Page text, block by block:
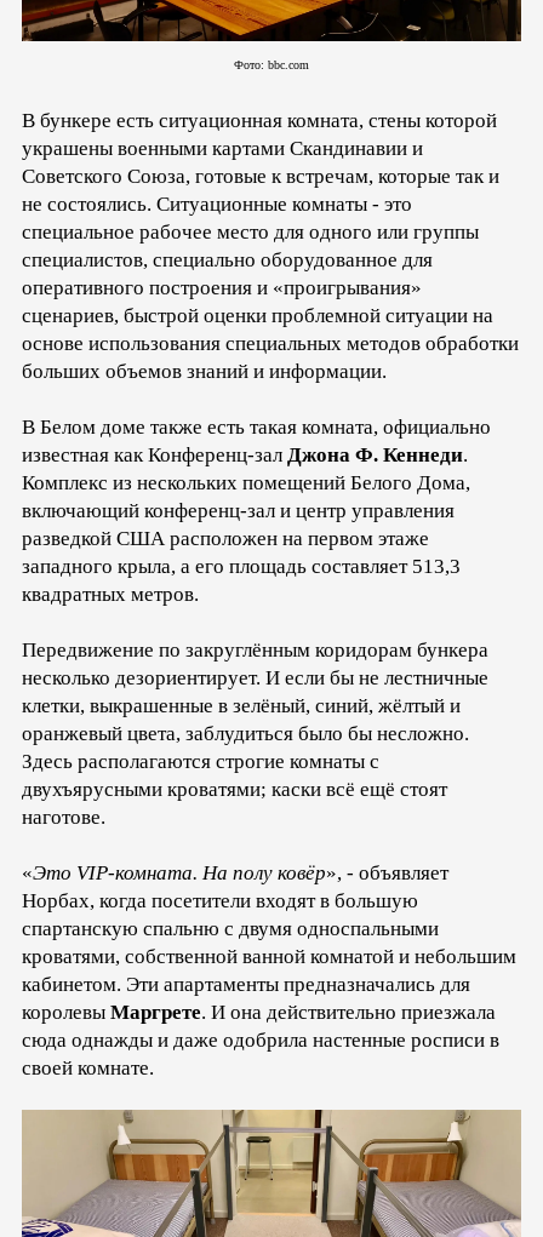
Фото: bbc.com
В бункере есть ситуационная комната, стены которой
украшены военными картами Скандинавии и
Советского Союза, готовые к встречам, которые так и
не состоялись. Ситуационные комнаты - это
специальное рабочее место для одного или группы
специалистов, специально оборудованное для
оперативного построения и «проигрывания»
сценариев, быстрой оценки проблемной ситуации на
основе использования специальных методов обработки
больших объемов знаний и информации.
В Белом доме также есть такая комната, официально
известная как Конференц-зал Джона Ф. Кеннеди.
Комплекс из нескольких помещений Белого Дома,
включающий конференц-зал и центр управления
разведкой США расположен на первом этаже
западного крыла, а его площадь составляет 513,3
квадратных метров.
Передвижение по закруглённым коридорам бункера
несколько дезориентирует. И если бы не лестничные
клетки, выкрашенные в зелёный, синий, жёлтый и
оранжевый цвета, заблудиться было бы несложно.
Здесь располагаются строгие комнаты с
двухъярусными кроватями; каски всё ещё стоят
наготове.
«Это VIP-комната. На полу ковёр», - объявляет
Норбах, когда посетители входят в большую
спартанскую спальню с двумя односпальными
кроватями, собственной ванной комнатой и небольшим
кабинетом. Эти апартаменты предназначались для
королевы Маргрете. И она действительно приезжала
сюда однажды и даже одобрила настенные росписи в
своей комнате.